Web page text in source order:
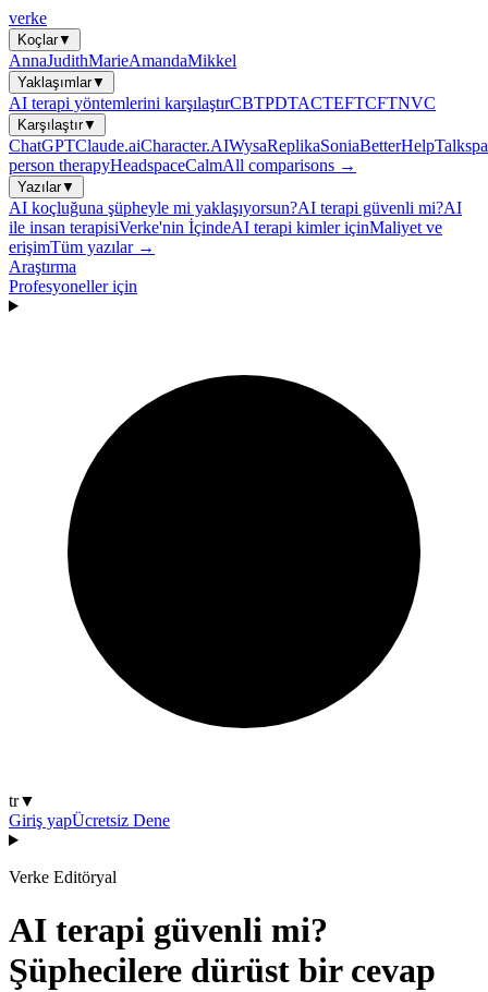
verke
Koçlar▼
AnnaJudithMarieAmandaMikkel
Yaklaşımlar▼
AI terapi yöntemlerini karşılaştırCBTPDTACTEFTCFTNVC
Karşılaştır▼
ChatGPTClaude.aiCharacter.AIWysaReplikaSoniaBetterHelp
person therapyHeadspaceCalmAll comparisons →
Yazılar▼
AI koçluğuna şüpheyle mi yaklaşıyorsun?AI terapi güvenli mi?AI
ile insan terapisiVerke'nin İçindeAI terapi kimler içinMaliyet ve
erişimTüm yazılar →
Araştırma
Profesyoneller için
tr▼
Giriş yapÜcretsiz Dene
Verke Editöryal
AI terapi güvenli mi?
Şüphecilere dürüst bir cevap